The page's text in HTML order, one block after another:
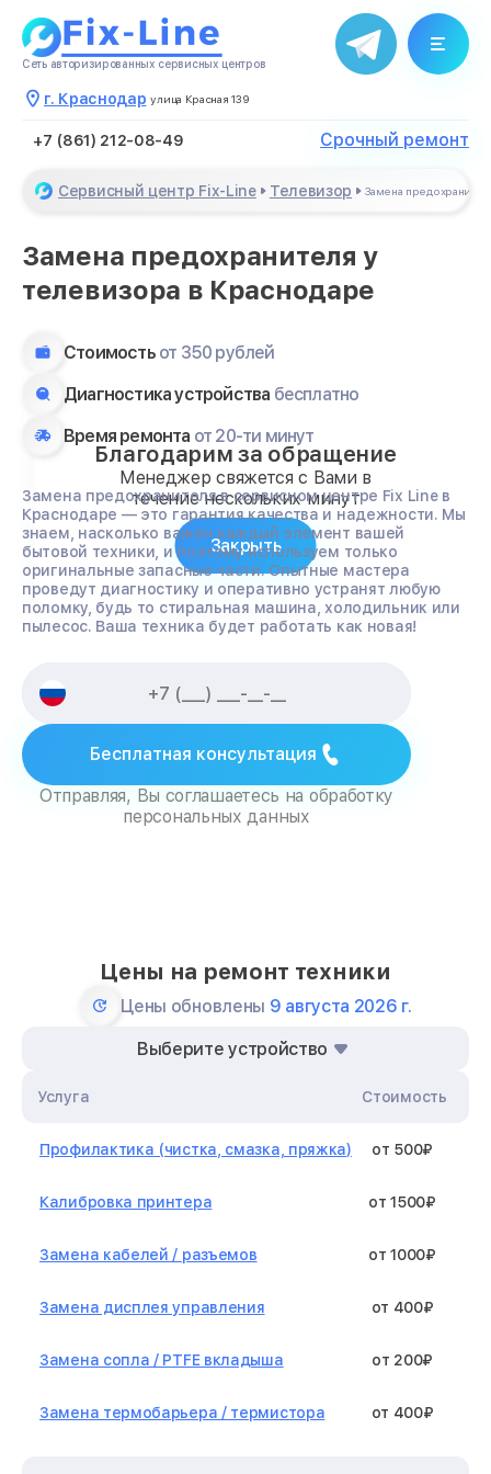
Сеть авторизированных сервисных центров
г. Краснодар улица Красная 139
+7 (861) 212-08-49 Срочный ремонт
Сервисный центр Fix-Line Телевизор Замена
Замена предохранителя у
телевизора в Краснодаре
Стоимость от 350 рублей
Диагностика устройства бесплатно
Время ремонта от 20-ти минут
Замена предохранителя в сервисном центре Fix Line в
Краснодаре — это гарантия качества и надежности. Мы
знаем, насколько важен каждый элемент вашей
бытовой техники, и поэтому используем только
оригинальные запасные части. Опытные мастера
проведут диагностику и оперативно устранят любую
поломку, будь то стиральная машина, холодильник или
пылесос. Ваша техника будет работать как новая!
Бесплатная консультация
Отправляя, Вы соглашаетесь на обработку
персональных данных
Цены на ремонт техники
Цены обновлены 9 августа 2026 г.
Выберите устройство
Услуга Стоимость
Профилактика (чистка, смазка, пряжка) от 500₽
Калибровка принтера от 1500₽
Замена кабелей / разъемов от 1000₽
Замена дисплея управления от 400₽
Замена сопла / PTFE вкладыша от 200₽
Замена термобарьера / термистора от 400₽
Благодарим за обращение
Менеджер свяжется с Вами в
течение нескольких минут
Закрыть